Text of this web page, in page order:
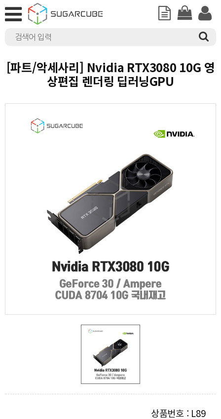
[파트/악세사리] Nvidia RTX3080 10G 영
상편집 렌더링 딥러닝GPU
상품번호 : L89